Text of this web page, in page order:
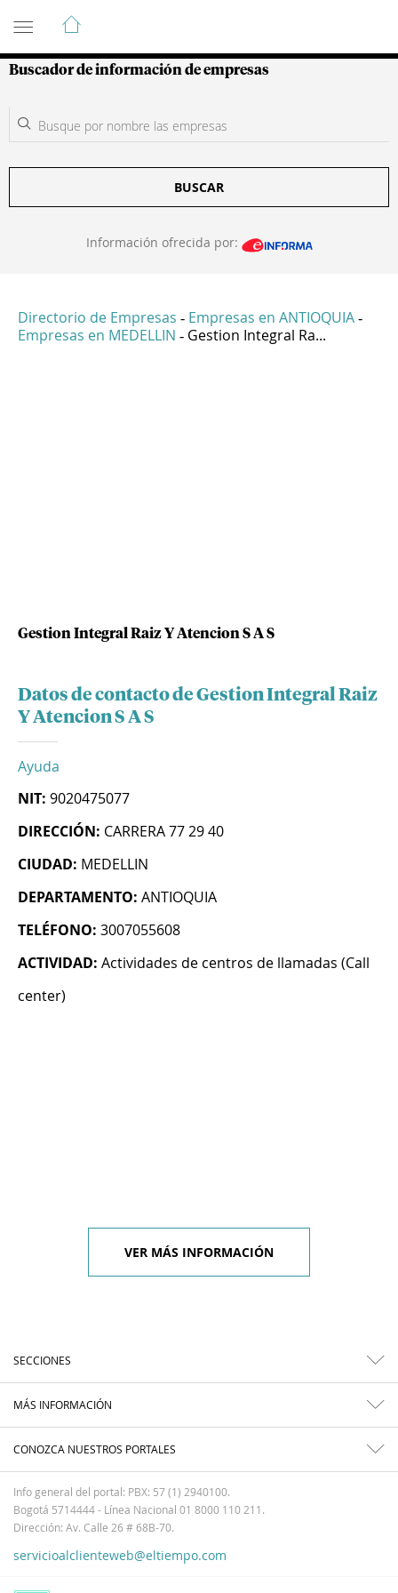
Guía de Empresas Colombianas
Buscador de información de empresas
BUSCAR
Información ofrecida por:
Directorio de Empresas - Empresas en ANTIOQUIA -
Empresas en MEDELLIN - Gestion Integral Ra...
Gestion Integral Raiz Y Atencion S A S
Datos de contacto de Gestion Integral Raiz
Y Atencion S A S
Ayuda
NIT: 9020475077
DIRECCIÓN: CARRERA 77 29 40
CIUDAD: MEDELLIN
DEPARTAMENTO: ANTIOQUIA
TELÉFONO: 3007055608
ACTIVIDAD: Actividades de centros de llamadas (Call
center)
VER MÁS INFORMACIÓN
SECCIONES
MÁS INFORMACIÓN
CONOZCA NUESTROS PORTALES
Info general del portal: PBX: 57 (1) 2940100.
Bogotá 5714444 - Línea Nacional 01 8000 110 211.
Dirección: Av. Calle 26 # 68B-70.
servicioalclienteweb@eltiempo.com